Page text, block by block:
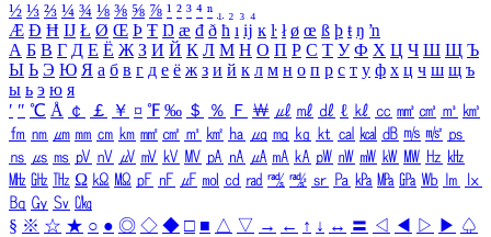
½ ⅓ ⅔ ¼ ¾ ⅛ ⅜ ⅝ ⅞ ¹ ² ³ ⁴ ⁿ ₁ ₂ ₃ ₄
Æ Ð Ħ Ĳ Ł Ø Œ Þ Ŧ Ŋ æ đ ð ħ ı ĳ ĸ ŀ ł ø œ ß þ ŧ ŋ ŉ
А Б В Г Д Е Ё Ж З И Й К Л М Н О П Р С Т У Ф Х Ц Ч Ш Щ Ъ
Ы Ь Э Ю Я а б в г д е ё ж з и й к л м н о п р с т у ф х ц ч ш щ ъ
ы ь э ю я
′ ″ ℃ Å ￠ ￡ ￥ ¤ ℉ ‰ ＄ ％ Ｆ ￦ ㎕ ㎖ ㎗ ℓ ㎘ ㏄ ㎣ ㎤ ㎥ ㎦
㎙ ㎚ ㎛ ㎜ ㎝ ㎞ ㎟ ㎠ ㎡ ㎢ ㏊ ㎍ ㎎ ㎏ ㏏ ㎈ ㎉ ㏈ ㎧ ㎨ ㎰
㎱ ㎲ ㎳ ㎴ ㎵ ㎶ ㎷ ㎸ ㎹ ㎀ ㎁ ㎂ ㎃ ㎄ ㎺ ㎻ ㎽ ㎾ ㎿ ㎐ ㎑
㎒ ㎓ ㎔ Ω ㏀ ㏁ ㎊ ㎋ ㎌ ㏖ ㏅ ㎭ ㎮ ㎯ ㏛ ㎩ ㎪ ㎫ ㎬ ㏝ ㏐
㏓
㏃ ㏉ ㏜ ㏆
§ ※ ☆ ★ ○ ● ◎ ◇ ◆ □ ■ △ ▽ → ← ↑ ↓ ↔ 〓 ◁ ◀ ▷ ▶ ♤